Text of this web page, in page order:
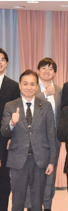
for government
Address
Trump for
Address
Foreign Affairs